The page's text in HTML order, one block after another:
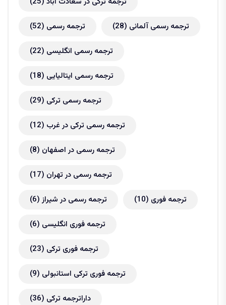
ترجمه رسمی (52) ترجمه رسمی آلمانی (28)
ترجمه رسمی انگلیسی (22)
ترجمه رسمی ایتالیایی (18)
ترجمه رسمی ترکی (29)
ترجمه رسمی ترکی در غرب (12)
ترجمه رسمی در اصفهان (8)
ترجمه رسمی در تهران (17)
ترجمه رسمی در شیراز(6) ترجمه فوری (10)
ترجمه فوری انگلیسی (6)
ترجمه فوری ترکی (23)
ترجمه فوری ترکی استانبولی (9)
داراترجمه ترکی (36)